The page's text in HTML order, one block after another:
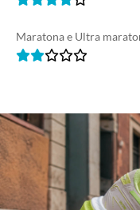
Maratona e Ultra